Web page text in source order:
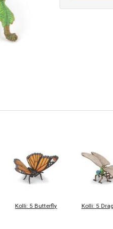
Kolli: 5 Butterfly Kolli: 5